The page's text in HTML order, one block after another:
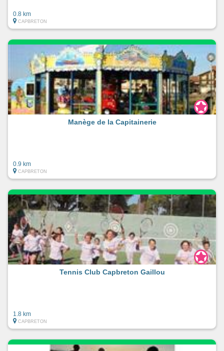
0.8 km
CAPBRETON
Manège de la Capitainerie
0.9 km
CAPBRETON
Tennis Club Capbreton Gaillou
1.8 km
CAPBRETON